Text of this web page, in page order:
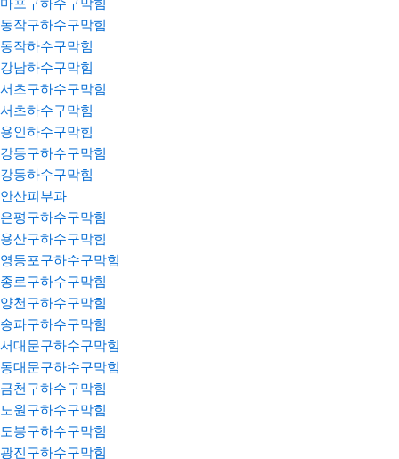
마포구하수구막힘
동작구하수구막힘
동작하수구막힘
강남하수구막힘
서초구하수구막힘
서초하수구막힘
용인하수구막힘
강동구하수구막힘
강동하수구막힘
안산피부과
은평구하수구막힘
용산구하수구막힘
영등포구하수구막힘
종로구하수구막힘
양천구하수구막힘
송파구하수구막힘
서대문구하수구막힘
동대문구하수구막힘
금천구하수구막힘
노원구하수구막힘
도봉구하수구막힘
광진구하수구막힘